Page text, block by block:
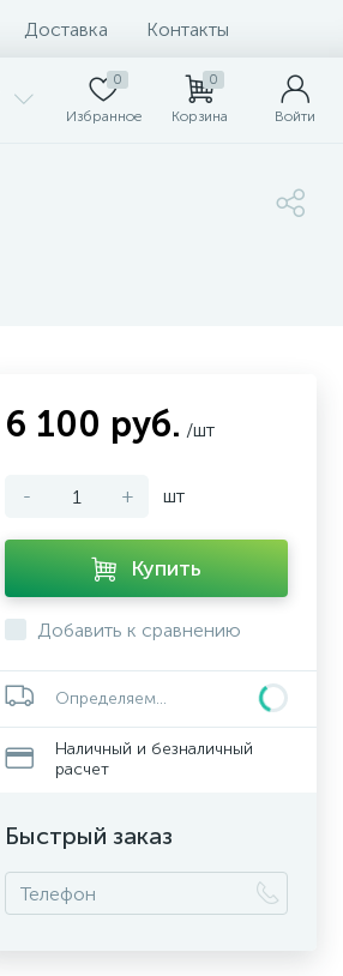
Доставка Контакты
0
Избранное
0
Корзина Войти
6 100 руб. /шт
- + шт
Купить
Добавить к сравнению
Определяем...
Наличный и безналичный
расчет
Быстрый заказ